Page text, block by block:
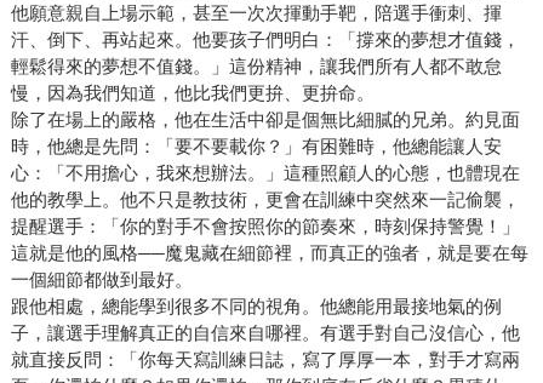
他願意親自上場示範，甚至一次次揮動手靶，陪選手衝刺、揮
汗、倒下、再站起來。他要孩子們明白：「撐來的夢想才值錢，
輕鬆得來的夢想不值錢。」這份精神，讓我們所有人都不敢怠
慢，因為我們知道，他比我們更拚、更拚命。
除了在場上的嚴格，他在生活中卻是個無比細膩的兄弟。約見面
時，他總是先問：「要不要載你？」有困難時，他總能讓人安
心：「不用擔心，我來想辦法。」這種照顧人的心態，也體現在
他的教學上。他不只是教技術，更會在訓練中突然來一記偷襲，
提醒選手：「你的對手不會按照你的節奏來，時刻保持警覺！」
這就是他的風格──魔鬼藏在細節裡，而真正的強者，就是要在每
一個細節都做到最好。
跟他相處，總能學到很多不同的視角。他總能用最接地氣的例
子，讓選手理解真正的自信來自哪裡。有選手對自己沒信心，他
就直接反問：「你每天寫訓練日誌，寫了厚厚一本，對手才寫兩